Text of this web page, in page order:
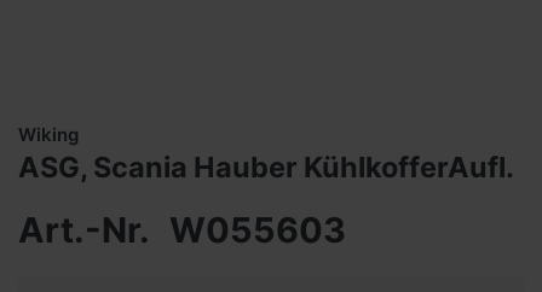
Wiking
ASG, Scania Hauber KühlkofferAufl.
Art.-Nr. W055603